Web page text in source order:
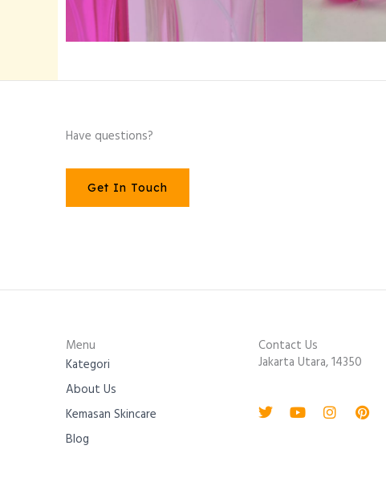
Have questions?
Get In Touch
Menu
Kategori
About Us
Kemasan Skincare
Blog
Contact Us
Jakarta Utara, 14350
Instagram